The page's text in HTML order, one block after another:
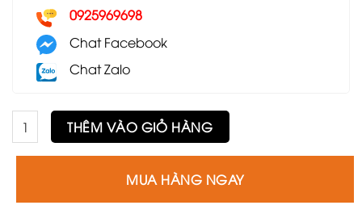
0925969698
Chat Facebook
Chat Zalo
Ghế Bar Neva GB27 số lượng
THÊM VÀO GIỎ HÀNG
MUA HÀNG NGAY